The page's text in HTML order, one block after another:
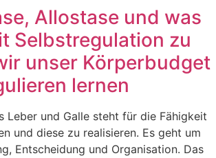
Allostase und was
Selbstregulation zu
unser Körperbudget
lernen
Leber und Galle steht für die Fähigkeit
und diese zu realisieren. Es geht um
Entscheidung und Organisation. Das